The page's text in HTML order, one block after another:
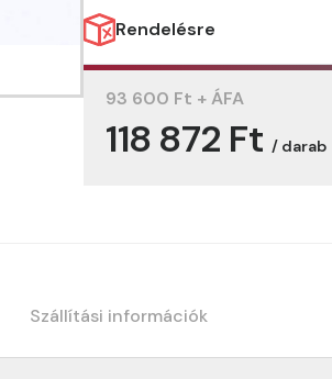
Rendelésre
93 600 Ft + ÁFA
118 872 Ft / darab
Szállítási információk